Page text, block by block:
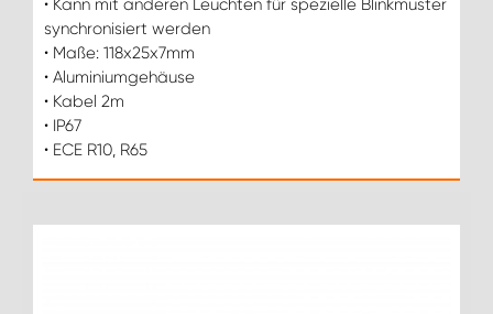
• Kann mit anderen Leuchten für spezielle Blinkmuster
synchronisiert werden
• Maße: 118x25x7mm
• Aluminiumgehäuse
• Kabel 2m
• IP67
• ECE R10, R65